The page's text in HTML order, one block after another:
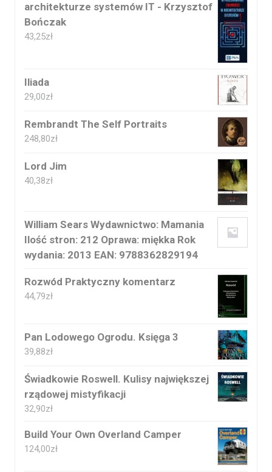
architekturze systemów IT - Krzysztof
Bończak
43,25zł
Iliada
29,00zł
Rembrandt The Self Portraits
248,80zł
Lord Jim
40,38zł
William Sears Wydawnictwo: Mamania
Ilość stron: 212 Oprawa: miękka Rok
wydania: 2013 EAN: 9788362829194
Rozwód Praktyczny komentarz
44,79zł
Pan Lodowego Ogrodu. Księga 3
39,88zł
Świadkowie Roswell. Kulisy największej
rządowej mistyfikacji
32,90zł
Build Your Own Overland Camper
124,00zł